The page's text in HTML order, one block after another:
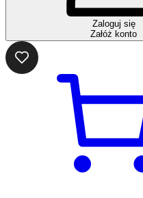
Zaloguj się
Załóż konto